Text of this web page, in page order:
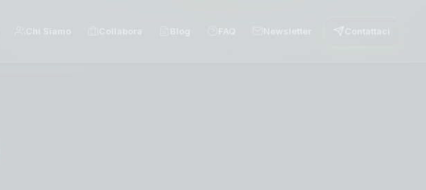
Chi Siamo Collabora Blog FAQ Newsletter Contattaci